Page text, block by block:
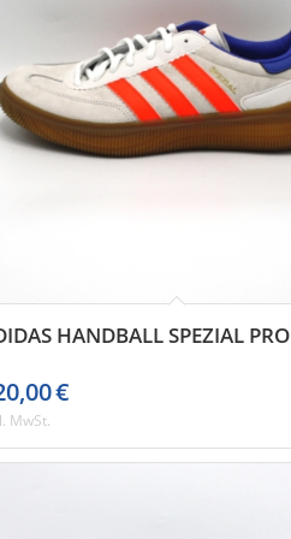
HANDBALL SPEZIAL PRO
€
MwSt.